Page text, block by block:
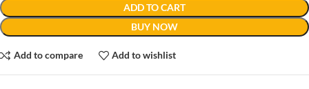
ADD TO CART
BUY NOW
Add to compare Add to wishlist